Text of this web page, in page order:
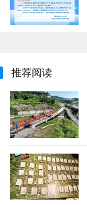
推荐阅读